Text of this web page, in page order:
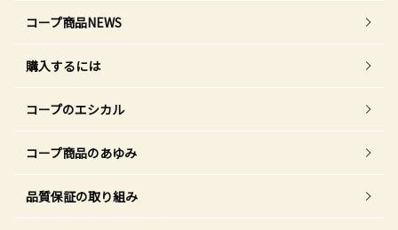
コープ商品NEWS
購入するには
コープのエシカル
コープ商品のあゆみ
品質保証の取り組み